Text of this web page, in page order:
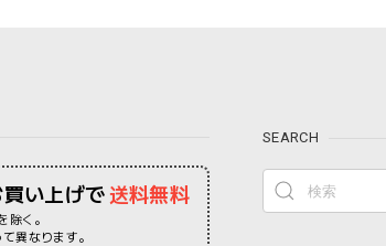
い上げで送料無料
除く。
異なります。
SEARCH